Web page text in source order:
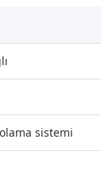
sistemi